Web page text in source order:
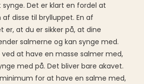
Det er klart en fordel at
disse til brylluppet. En af
er, at du er sikker på, at dine
salmerne og kan synge med.
ved at have en masse salmer med,
med på. Det bliver bare akavet.
for at have en salme med,